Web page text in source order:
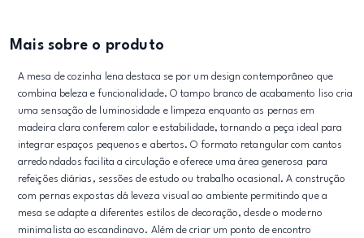
Mais sobre o produto
A mesa de cozinha lena destaca se por um design contemporâneo que
combina beleza e funcionalidade. O tampo branco de acabamento liso cria
uma sensação de luminosidade e limpeza enquanto as pernas em
madeira clara conferem calor e estabilidade, tornando a peça ideal para
integrar espaços pequenos e abertos. O formato retangular com cantos
arredondados facilita a circulação e oferece uma área generosa para
refeições diárias, sessões de estudo ou trabalho ocasional. A construção
com pernas expostas dá leveza visual ao ambiente permitindo que a
mesa se adapte a diferentes estilos de decoração, desde o moderno
minimalista ao escandinavo. Além de criar um ponto de encontro